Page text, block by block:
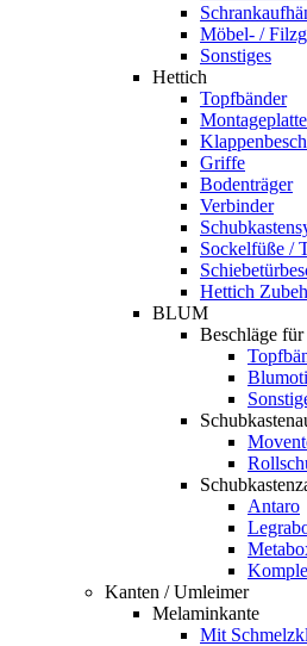
Möbel- /
Sonstiges
Hettich
Topfbänder
Griffe
Bodenträger
Verbinder
Sockelfüße /
Hettich
BLUM
Beschläge
Antaro
Kanten / Umleimer
Melaminkante
Mit